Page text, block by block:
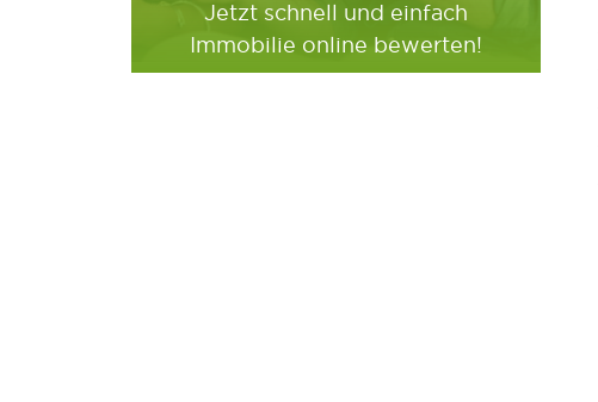
Jetzt schnell und einfach
Immobilie online bewerten!